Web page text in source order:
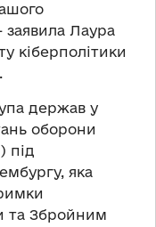
заявила Лаура
кіберполітики
держав у
оборони
під
яка
та Збройним